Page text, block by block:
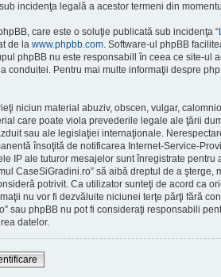
incidenţa legală a acestor termeni din
care este o soluţie publicată sub incidenţa “
de la www.phpbb.com. Software-ul phpBB
phpBB nu este responsabill în ceea ce site-ul
conduitei. Pentru mai multe informaţii despre
niciun material abuziv, obscen, vulgar,
care poate viola prevederile legale ale ţării
sau ale legislaţiei internaţionale.
însoţită de notificarea Internet-Service-
IP ale tuturor mesajelor sunt înregistrate
CaseSiGradini.ro” să aibă dreptul de a
potrivit. Ca utilizator sunteţi de acord ca
nu vor fi dezvăluite niciunei terţe părţi fără
sau phpBB nu pot fi consideraţi responsabili
datelor.